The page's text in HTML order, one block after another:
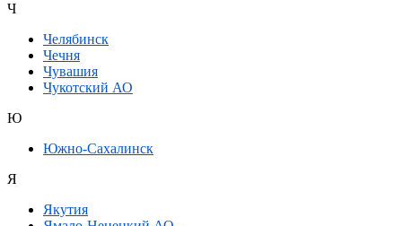
Ч
Челябинск
Чечня
Чувашия
Чукотский АО
Ю
Южно-Сахалинск
Я
Якутия